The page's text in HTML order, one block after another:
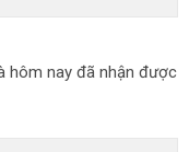
hôm nay đã nhận được